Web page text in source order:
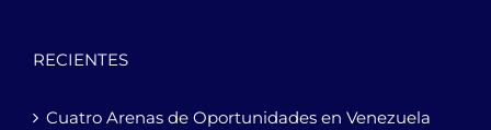
RECIENTES
Cuatro Arenas de Oportunidades en Venezuela